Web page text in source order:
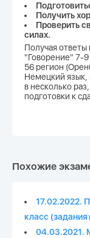
Получить
Проверить
силах.
Получая
"Говорение" 7-
56 регион
Немецкий язык,
в несколько
подготовки к
Похожие
17.02.2022.
класс (задания
04.03.2021.